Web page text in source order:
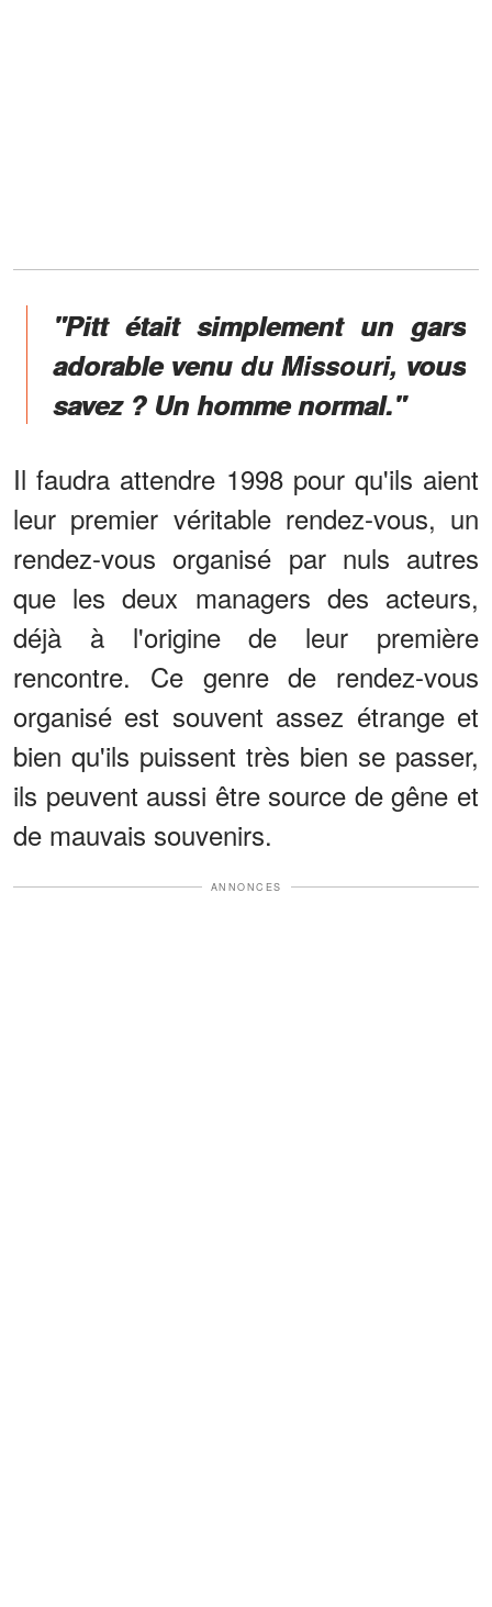
"Pitt était simplement un gars
adorable venu du Missouri, vous
savez ? Un homme normal."
Il faudra attendre 1998 pour qu'ils aient
leur premier véritable rendez-vous, un
rendez-vous organisé par nuls autres
que les deux managers des acteurs,
déjà à l'origine de leur première
rencontre. Ce genre de rendez-vous
organisé est souvent assez étrange et
bien qu'ils puissent très bien se passer,
ils peuvent aussi être source de gêne et
de mauvais souvenirs.
ANNONCES